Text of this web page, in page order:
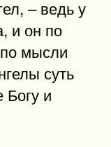
– ведь у
и он по
мысли
суть
и